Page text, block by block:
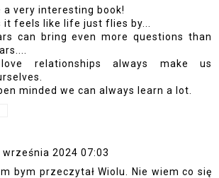
a very interesting book!
it feels like life just flies by...
can bring even more questions than
relationships always make us
minded we can always learn a lot.
września 2024 07:03
bym przeczytał Wiolu. Nie wiem co się